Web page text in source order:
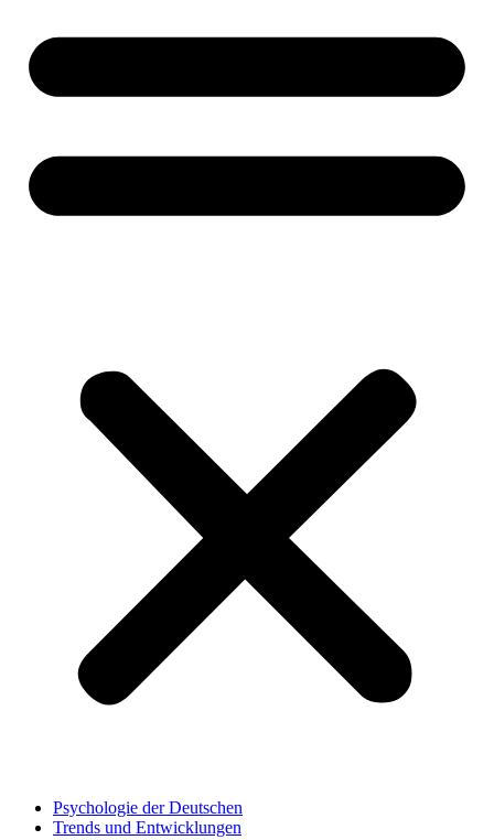
Psychologie der Deutschen
Trends und Entwicklungen